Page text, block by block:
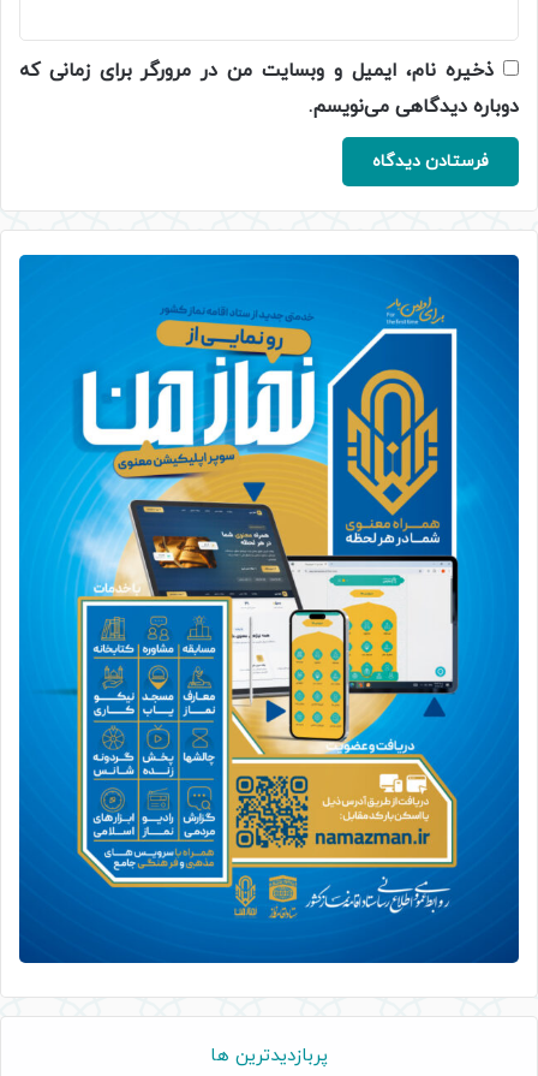
ذخیره نام، ایمیل و وبسایت من در مرورگر برای زمانی که
دوباره دیدگاهی می‌نویسم.
پربازدیدترین ها